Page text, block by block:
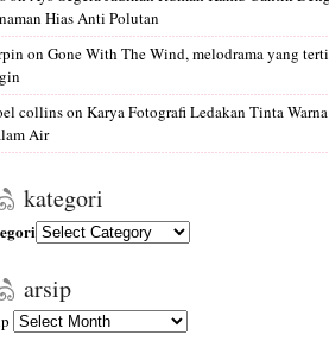
Hias Anti Polutan
on Gone With The Wind, melodrama yang
collinson Karya Fotografi Ledakan Tinta Warna
Air
kategori
arsip